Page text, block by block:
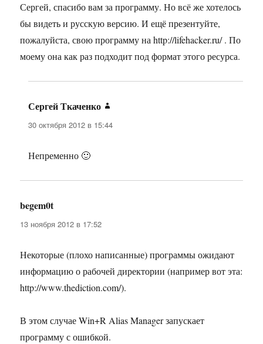
Сергей, спасибо вам за программу. Но всё же хотелось
бы видеть и русскую версию. И ещё презентуйте,
пожалуйста, свою программу на http://lifehacker.ru/ . По
моему она как раз подходит под формат этого ресурса.
Сергей Ткаченко
30 октября 2012 в 15:44
Непременно 🙂
begem0t:
13 ноября 2012 в 17:52
Некоторые (плохо написанные) программы ожидают
информацию о рабочей директории (например вот эта:
http://www.thediction.com/).
В этом случае Win+R Alias Manager запускает
программу с ошибкой.